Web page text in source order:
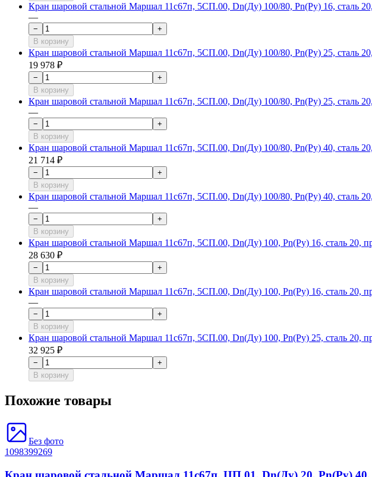
Кран шаровой стальной Маршал 11с67п, 5СП.00, Dn(Ду) 100/80, Рn(Ру) 16, сталь
—
−
+
В корзину
Кран шаровой стальной Маршал 11с67п, 5СП.00, Dn(Ду) 100/80, Рn(Ру) 25, сталь
19 978 ₽
−
+
В корзину
Кран шаровой стальной Маршал 11с67п, 5СП.00, Dn(Ду) 100/80, Рn(Ру) 25, сталь
—
−
+
В корзину
Кран шаровой стальной Маршал 11с67п, 5СП.00, Dn(Ду) 100/80, Рn(Ру) 40, сталь
21 714 ₽
−
+
В корзину
Кран шаровой стальной Маршал 11с67п, 5СП.00, Dn(Ду) 100/80, Рn(Ру) 40, сталь
—
−
+
В корзину
Кран шаровой стальной Маршал 11с67п, 5СП.00, Dn(Ду) 100, Рn(Ру) 16, сталь 20,
28 630 ₽
−
+
В корзину
Кран шаровой стальной Маршал 11с67п, 5СП.00, Dn(Ду) 100, Рn(Ру) 16, сталь 20,
—
−
+
В корзину
Кран шаровой стальной Маршал 11с67п, 5СП.00, Dn(Ду) 100, Рn(Ру) 25, сталь 20,
32 925 ₽
−
+
В корзину
Похожие товары
Без фото
1098399269